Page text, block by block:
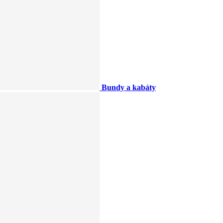
Bundy a kabáty